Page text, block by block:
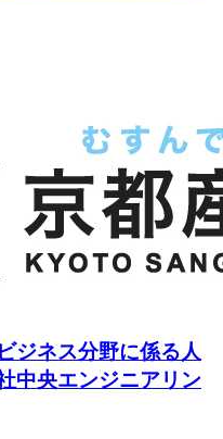
ジネス分野に係る人
中央エンジニアリン